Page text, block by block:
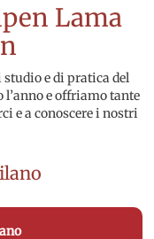
Lama
e di pratica del
e offriamo tante
e a conoscere i nostri